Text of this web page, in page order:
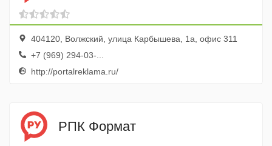
404120, Волжский, улица Карбышева, 1а, офис 311
+7 (969) 294-03-...
http://portalreklama.ru/
РПК Формат